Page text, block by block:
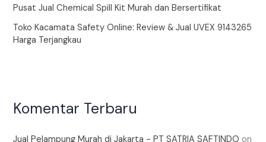
Pusat Jual Chemical Spill Kit Murah dan Bersertifikat
Toko Kacamata Safety Online: Review & Jual UVEX 9143265
Harga Terjangkau
Komentar Terbaru
Jual Pelampung Murah di Jakarta - PT SATRIA SAFTINDO on